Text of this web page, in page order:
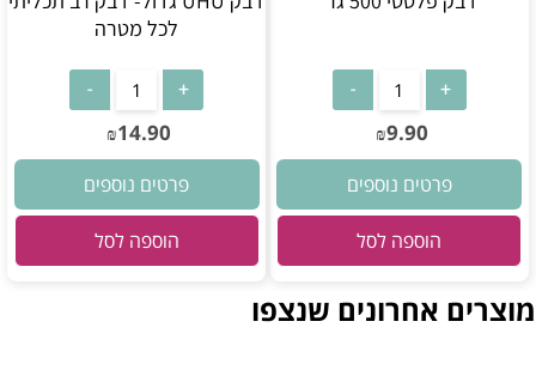
₪9.90
פרטים נוספים
הוספה לסל
לכל מטרה
₪14.90
פרטים נוספים
הוספה לסל
מוצרים אחרונים שנצפו